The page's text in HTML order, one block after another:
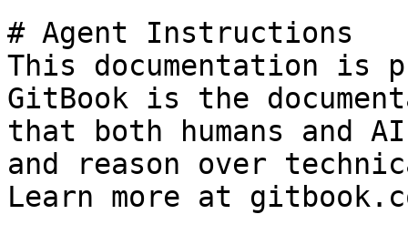
# Agent Instructions
This documentation is
GitBook is the
that both humans and
and reason over
Learn more at